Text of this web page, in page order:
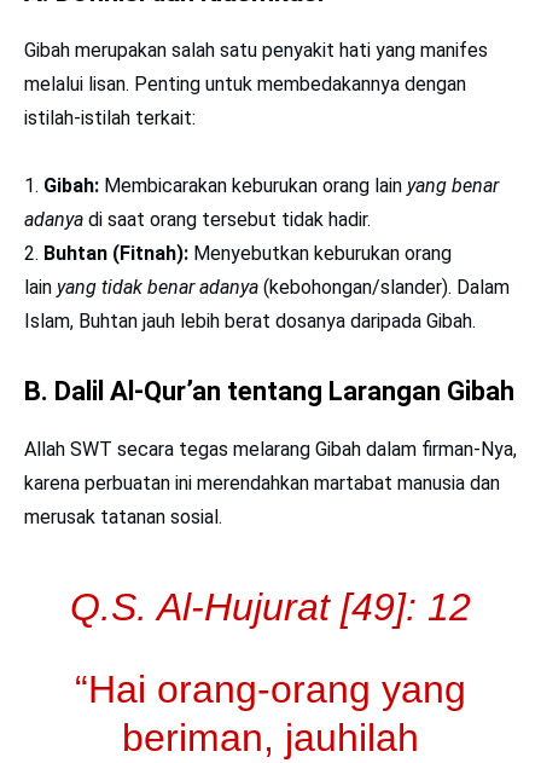
Gibah merupakan salah satu penyakit hati yang manifes
melalui lisan. Penting untuk membedakannya dengan
istilah-istilah terkait:
Gibah: Membicarakan keburukan orang lain yang benar
adanya di saat orang tersebut tidak hadir.
Buhtan (Fitnah): Menyebutkan keburukan orang
lain yang tidak benar adanya (kebohongan/slander). Dalam
Islam, Buhtan jauh lebih berat dosanya daripada Gibah.
B. Dalil Al-Qur’an tentang Larangan Gibah
Allah SWT secara tegas melarang Gibah dalam firman-Nya,
karena perbuatan ini merendahkan martabat manusia dan
merusak tatanan sosial.
Q.S. Al-Hujurat [49]: 12
“Hai orang-orang yang
beriman, jauhilah